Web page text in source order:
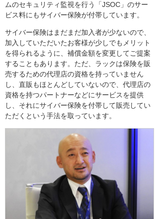
ムのセキュリティ監視を行う「JSOC」のサー
ビス料にもサイバー保険が付帯しています。
サイバー保険はまだまだ加入者が少ないので、
加入していただいたお客様が少しでもメリット
を得られるように、補償金額を変更してご提案
することもあります。ただ、ラックは保険を販
売するための代理店の資格を持っていません
し、直販もほとんどしていないので、代理店の
資格を持つパートナーなどにサービスを提供
し、それにサイバー保険を付帯して販売してい
ただくという手法を取っています。